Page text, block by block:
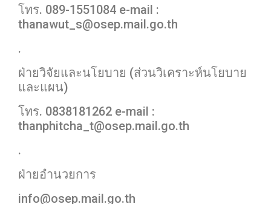
โทร. 089-1551084 e-mail :
thanawut_s@osep.mail.go.th
.
ฝ่ายวิจัยและนโยบาย (ส่วนวิเคราะห์นโยบาย
และแผน)
โทร. 0838181262 e-mail :
thanphitcha_t@osep.mail.go.th
.
ฝ่ายอำนวยการ
info@osep.mail.go.th